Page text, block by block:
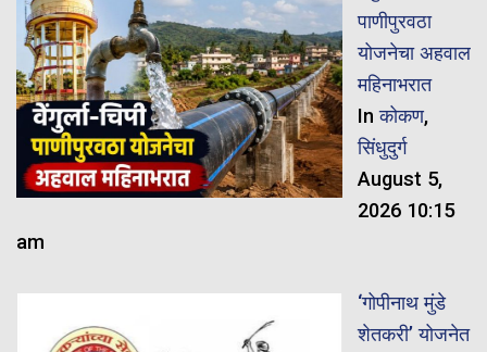
पाणीपुरवठा
योजनेचा अहवाल
महिनाभरात
Inकोकण,
सिंधुदुर्ग
August 5,
2026 10:15
am
‘गोपीनाथ मुंडे
शेतकरी’ योजनेत